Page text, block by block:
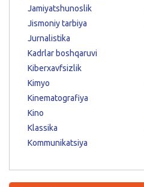
Jamiyatshunoslik
Jismoniy tarbiya
Jurnalistika
Kadrlar boshqaruvi
Kiberxavfsizlik
Kimyo
Kinematografiya
Kino
Klassika
Kommunikatsiya